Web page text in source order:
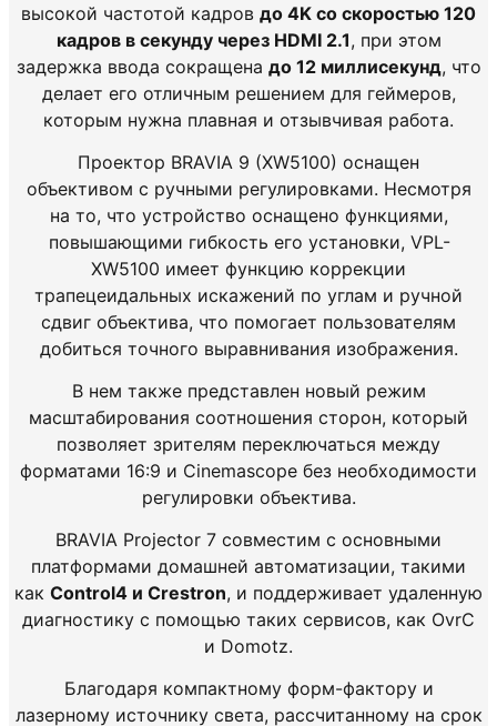
высокой частотой кадров до 4K со скоростью 120
кадров в секунду через HDMI 2.1, при этом
задержка ввода сокращена до 12 миллисекунд, что
делает его отличным решением для геймеров,
которым нужна плавная и отзывчивая работа.
Проектор BRAVIA 9 (XW5100) оснащен
объективом с ручными регулировками. Несмотря
на то, что устройство оснащено функциями,
повышающими гибкость его установки, VPL-
XW5100 имеет функцию коррекции
трапецеидальных искажений по углам и ручной
сдвиг объектива, что помогает пользователям
добиться точного выравнивания изображения.
В нем также представлен новый режим
масштабирования соотношения сторон, который
позволяет зрителям переключаться между
форматами 16:9 и Cinemascope без необходимости
регулировки объектива.
BRAVIA Projector 7 совместим с основными
платформами домашней автоматизации, такими
как Control4 и Crestron, и поддерживает удаленную
диагностику с помощью таких сервисов, как OvrC
и Domotz.
Благодаря компактному форм-фактору и
лазерному источнику света, рассчитанному на срок